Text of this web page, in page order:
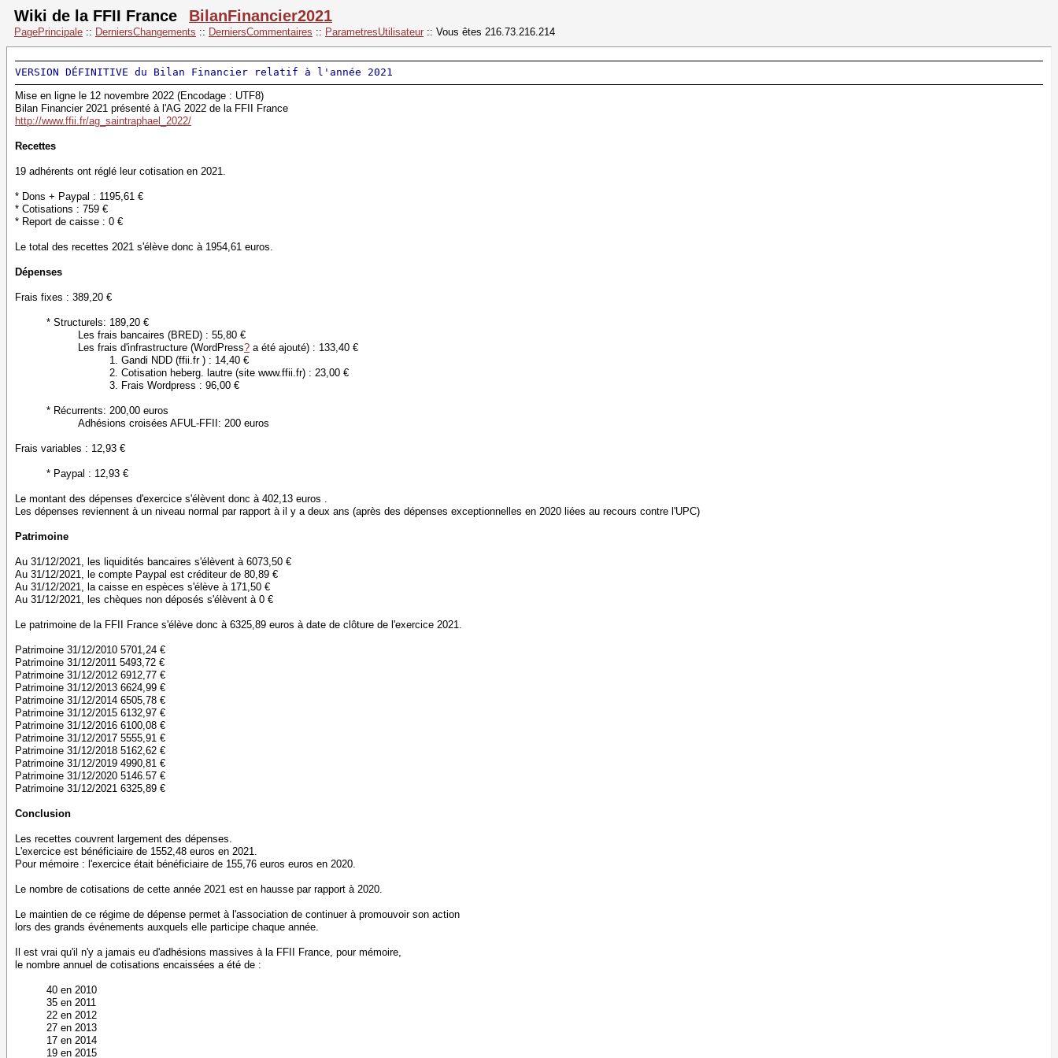
Wiki de la FFII France BilanFinancier2021
PagePrincipale :: DerniersChangements :: DerniersCommentaires :: ParametresUtilisateur :: Vous êtes 216.73.216.214
VERSION DÉFINITIVE du Bilan Financier relatif à l'année 2021
Mise en ligne le 12 novembre 2022 (Encodage : UTF8)
Bilan Financier 2021 présenté à l'AG 2022 de la FFII France
http://www.ffii.fr/ag_saintraphael_2022/
Recettes
19 adhérents ont réglé leur cotisation en 2021.
* Dons + Paypal : 1195,61 €
* Cotisations : 759 €
* Report de caisse : 0 €
Le total des recettes 2021 s'élève donc à 1954,61 euros.
Dépenses
Frais fixes : 389,20 €
* Structurels: 189,20 €
Les frais bancaires (BRED) : 55,80 €
Les frais d'infrastructure (WordPress? a été ajouté) : 133,40 €
1. Gandi NDD (ffii.fr ) : 14,40 €
2. Cotisation heberg. lautre (site www.ffii.fr) : 23,00 €
3. Frais Wordpress : 96,00 €
* Récurrents: 200,00 euros
Adhésions croisées AFUL-FFII: 200 euros
Frais variables : 12,93 €
* Paypal : 12,93 €
Le montant des dépenses d'exercice s'élèvent donc à 402,13 euros .
Les dépenses reviennent à un niveau normal par rapport à il y a deux ans (après des dépenses exceptionnelles en 2020 liées au recours contre l'UPC)
Patrimoine
Au 31/12/2021, les liquidités bancaires s'élèvent à 6073,50 €
Au 31/12/2021, le compte Paypal est créditeur de 80,89 €
Au 31/12/2021, la caisse en espèces s'élève à 171,50 €
Au 31/12/2021, les chèques non déposés s'élèvent à 0 €
Le patrimoine de la FFII France s'élève donc à 6325,89 euros à date de clôture de l'exercice 2021.
Patrimoine 31/12/2010 5701,24 €
Patrimoine 31/12/2011 5493,72 €
Patrimoine 31/12/2012 6912,77 €
Patrimoine 31/12/2013 6624,99 €
Patrimoine 31/12/2014 6505,78 €
Patrimoine 31/12/2015 6132,97 €
Patrimoine 31/12/2016 6100,08 €
Patrimoine 31/12/2017 5555,91 €
Patrimoine 31/12/2018 5162,62 €
Patrimoine 31/12/2019 4990,81 €
Patrimoine 31/12/2020 5146.57 €
Patrimoine 31/12/2021 6325,89 €
Conclusion
Les recettes couvrent largement des dépenses.
L'exercice est bénéficiaire de 1552,48 euros en 2021.
Pour mémoire : l'exercice était bénéficiaire de 155,76 euros euros en 2020.
Le nombre de cotisations de cette année 2021 est en hausse par rapport à 2020.
Le maintien de ce régime de dépense permet à l'association de continuer à promouvoir son action
lors des grands événements auxquels elle participe chaque année.
Il est vrai qu'il n'y a jamais eu d'adhésions massives à la FFII France, pour mémoire,
le nombre annuel de cotisations encaissées a été de :
40 en 2010
35 en 2011
22 en 2012
27 en 2013
17 en 2014
19 en 2015